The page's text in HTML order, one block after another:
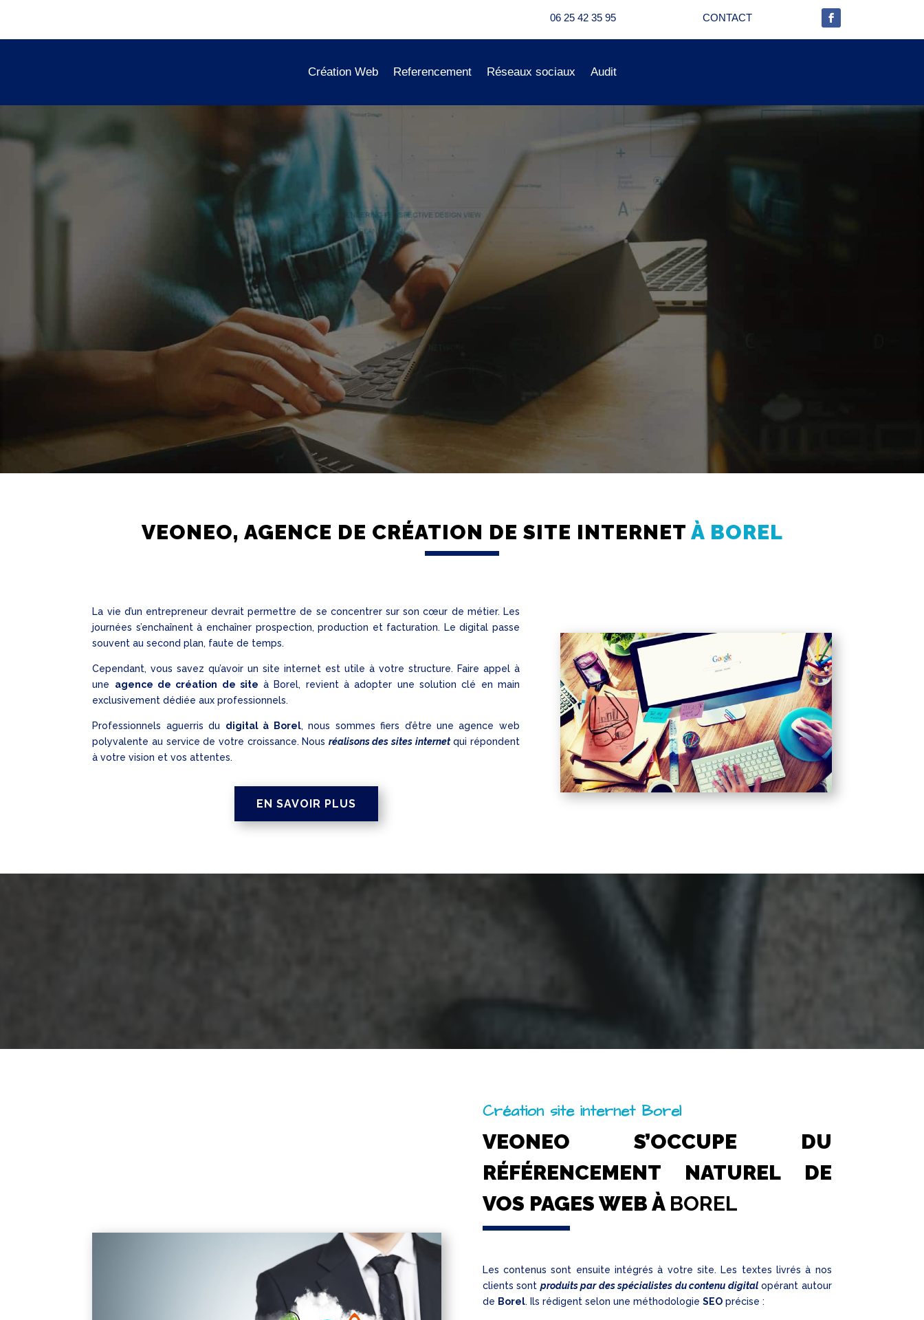
06 25 42 35 95 CONTACT
Création Web Referencement Réseaux sociaux Audit
VEONEO, AGENCE DE CRÉATION DE SITE INTERNET À BOREL
La vie d’un entrepreneur devrait permettre de se concentrer sur son cœur de métier. Les
journées s’enchaînent à enchaîner prospection, production et facturation. Le digital passe
souvent au second plan, faute de temps.
Cependant, vous savez qu’avoir un site internet est utile à votre structure. Faire appel à
une agence de création de site à Borel, revient à adopter une solution clé en main
exclusivement dédiée aux professionnels.
Professionnels aguerris du digital à Borel, nous sommes fiers d’être une agence web
polyvalente au service de votre croissance. Nous réalisons des sites internetqui répondent
à votre vision et vos attentes.
EN SAVOIR PLUS
Création site internet Borel
VEONEO S’OCCUPE DU
RÉFÉRENCEMENT NATUREL DE
VOS PAGES WEB À BOREL
Les contenus sont ensuite intégrés à votre site. Les textes livrés à nos
clients sont produits par des spécialistes du contenu digitalopérant autour
de Borel. Ils rédigent selon une méthodologie SEOprécise :